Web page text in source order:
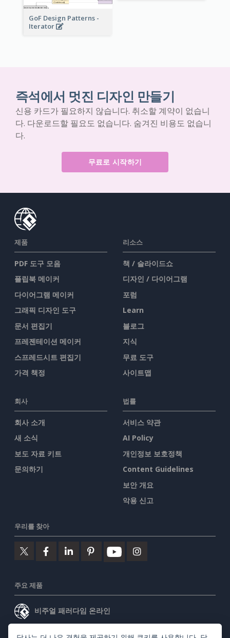
GoF Design Patterns -
Iterator
즉석에서 멋진 디자인 만들기
신용 카드가 필요하지 않습니다. 취소할 계약이 없습니
다. 다운로드할 필요도 없습니다. 숨겨진 비용도 없습니
다.
무료로 시작하기
제품
PDF 도구 모음
플립북 메이커
다이어그램 메이커
그래픽 디자인 도구
문서 편집기
프레젠테이션 메이커
스프레드시트 편집기
가격 책정
리소스
책 / 슬라이드쇼
디자인 / 다이어그램
포럼
Learn
블로그
지식
무료 도구
사이트맵
회사
회사 소개
새 소식
보도 자료 키트
문의하기
법률
서비스 약관
AI Policy
개인정보 보호정책
Content Guidelines
보안 개요
악용 신고
우리를 찾아
주요 제품
비주얼 패러다임 온라인
비주얼 패러다임 데스크톱